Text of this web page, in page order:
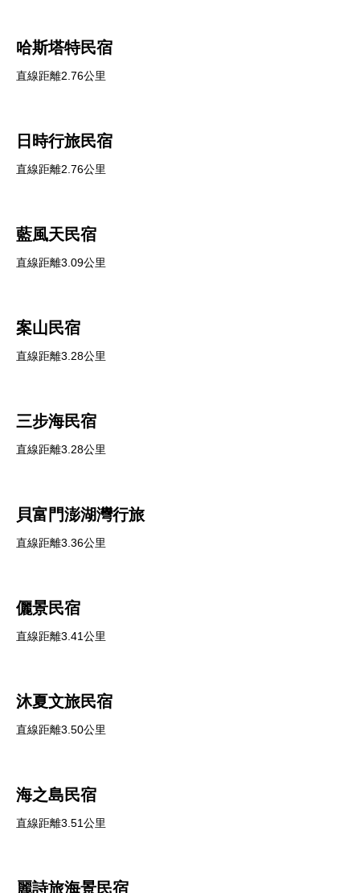
哈斯塔特民宿
直線距離2.76公里
日時行旅民宿
直線距離2.76公里
藍風天民宿
直線距離3.09公里
案山民宿
直線距離3.28公里
三步海民宿
直線距離3.28公里
貝富門澎湖灣行旅
直線距離3.36公里
儷景民宿
直線距離3.41公里
沐夏文旅民宿
直線距離3.50公里
海之島民宿
直線距離3.51公里
麗詩旅海景民宿